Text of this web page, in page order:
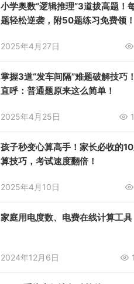
小学奥数“逻辑推理”3道拔高题！
题轻松逆袭，附50题练习免费领！
2025年4月27日
掌握3道“发车间隔”难题破解技巧
直呼：普通题原来这么简单！
2025年4月25日
孩子秒变心算高手！家长必收的
算技巧，考试速度翻倍！
2025年4月10日
家庭用电度数、电费在线计算工具
2024年12月6日